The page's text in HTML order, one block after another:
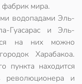
мира.
водопадами Эль-
Гуасарас и Эль-
на них можно
Харабакоа.
пункта находится
революционера и